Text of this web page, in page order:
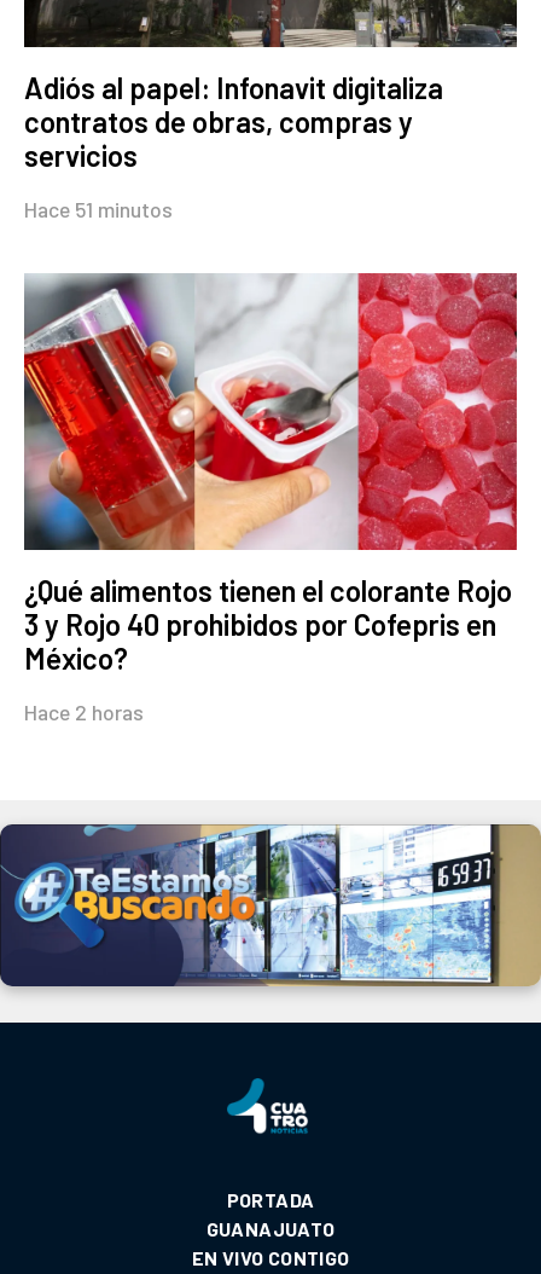
Adiós al papel: Infonavit digitaliza
contratos de obras, compras y
servicios
Hace 51 minutos
¿Qué alimentos tienen el colorante Rojo
3 y Rojo 40 prohibidos por Cofepris en
México?
Hace 2 horas
PORTADA
GUANAJUATO
EN VIVO CONTIGO